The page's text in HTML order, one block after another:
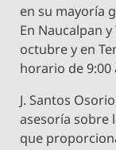
en su mayoría
En Naucalpan
octubre y en
horario de 9:00
J. Santos
asesoría sobre
que